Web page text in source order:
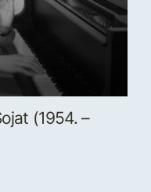
(1954. –